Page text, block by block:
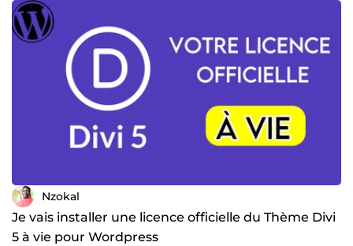
Nzokal
Je vais installer une licence officielle du Thème Divi
5 à vie pour Wordpress